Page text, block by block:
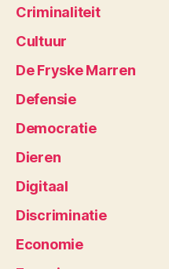
Criminaliteit
Cultuur
De Fryske Marren
Defensie
Democratie
Dieren
Digitaal
Discriminatie
Economie